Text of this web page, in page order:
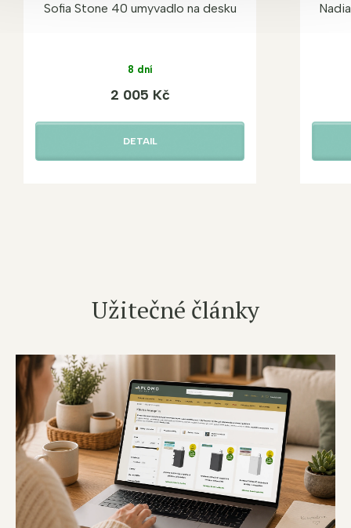
Sofia Stone 40 umyvadlo na desku
8 dní
2 005 Kč
DETAIL
Užitečné články